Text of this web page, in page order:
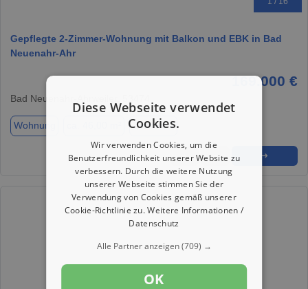
Gepflegte 2-Zimmer-Wohnung mit Balkon und EBK in Bad
Neuenahr-Ahr
169.000 €
Bad Neuenahr-Ahrweiler, 53474
Wohnung Zimmer 2
★ ➦ ➜
Diese Webseite verwendet
Cookies.
Wir verwenden Cookies, um die
Benutzerfreundlichkeit unserer Website zu
verbessern. Durch die weitere Nutzung
unserer Webseite stimmen Sie der
Verwendung von Cookies gemäß unserer
Cookie-Richtlinie zu.Weitere Informationen /
Datenschutz
Alle Partner anzeigen(709) →
OK